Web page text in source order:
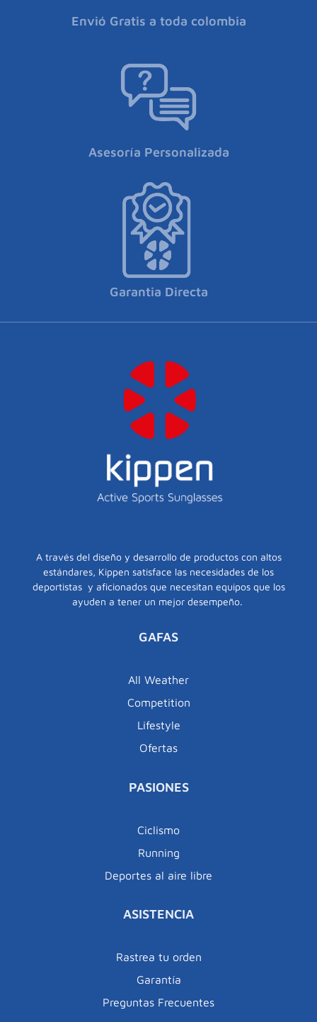
Envió Gratis a toda colombia
Asesoría Personalizada
Garantia Directa
A través del diseño y desarrollo de productos con altos
estándares, Kippen satisface las necesidades de los
deportistas y aficionados que necesitan equipos que los
ayuden a tener un mejor desempeño.
GAFAS
All Weather
Competition
Lifestyle
Ofertas
PASIONES
Ciclismo
Running
Deportes al aire libre
ASISTENCIA
Rastrea tu orden
Garantía
Preguntas Frecuentes